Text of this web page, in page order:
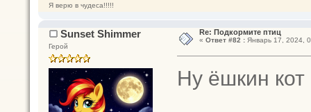
Я верю в чудеса!!!!!
Sunset Shimmer
Герой
Re: Подкормите птиц
« Ответ #82 :Январь 17, 2024,
Ну ёшкин